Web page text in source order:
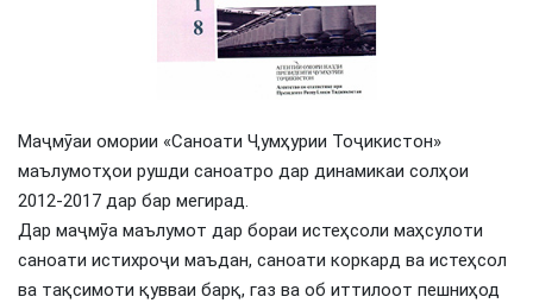
Маҷмӯаи омории «Саноати Ҷумҳурии Тоҷикистон»
маълумотҳои рушди саноатро дар динамикаи солҳои
2012-2017 дар бар мегирад.
Дар маҷмӯа маълумот дар бораи истеҳсоли маҳсулоти
саноати истихроҷи маъдан, саноати коркард ва истеҳсол
ва тақсимоти қувваи барқ, газ ва об иттилоот пешниҳод